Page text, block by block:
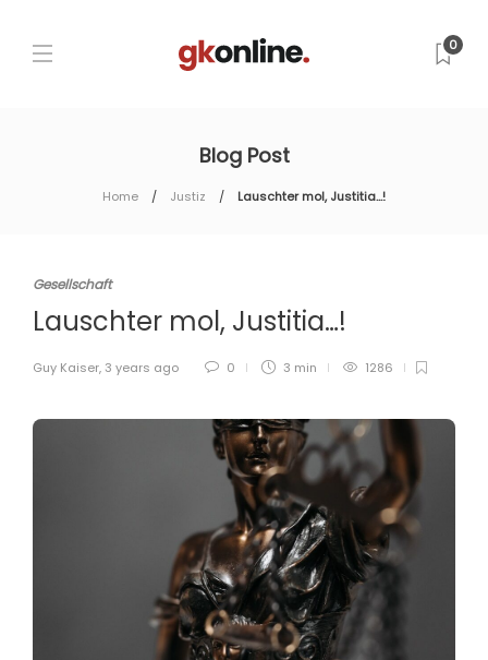
0
Blog Post
Home Justiz Lauschter mol, Justitia…!
Gesellschaft
Lauschter mol, Justitia…!
Guy Kaiser, 3 years ago 0 3 min 1286